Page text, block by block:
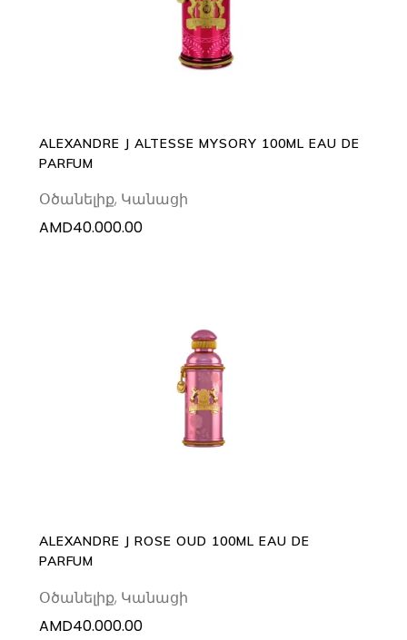
ALEXANDRE J ALTESSE MYSORY 100ML EAU DE
PARFUM
Օծանելիք, Կանացի
AMD40.000.00
ADD TO CART
ALEXANDRE J ROSE OUD 100ML EAU DE
PARFUM
Օծանելիք, Կանացի
AMD40.000.00